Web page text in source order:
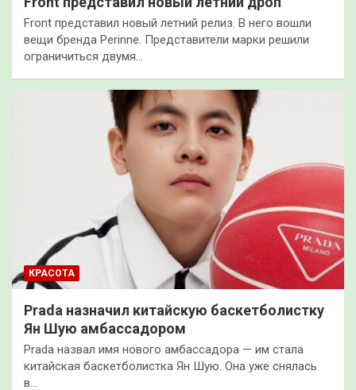
Front представил новый летний релиз. В него вошли
вещи бренда Perinne. Представители марки решили
ограничиться двумя…
КРАСОТА
Prada назначил китайскую баскетболистку
Ян Шую амбассадором
Prada назвал имя нового амбассадора — им стала
китайская баскетболистка Ян Шую. Она уже снялась
в…